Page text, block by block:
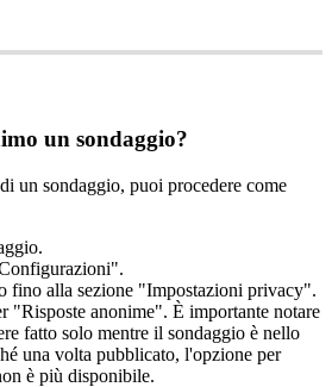
un sondaggio?
di un sondaggio, puoi procedere come
.
".
fino alla sezione "Impostazioni privacy".
"Risposte anonime". È importante notare
fatto solo mentre il sondaggio è nello
é una volta pubblicato, l'opzione per
è più disponibile.